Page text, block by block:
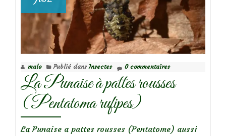
malo Publié dans Insectes 0 commentaires
La Punaise à pattes rousses
(Pentatoma rufipes)
La Punaise a pattes rousses (Pentatome) aussi